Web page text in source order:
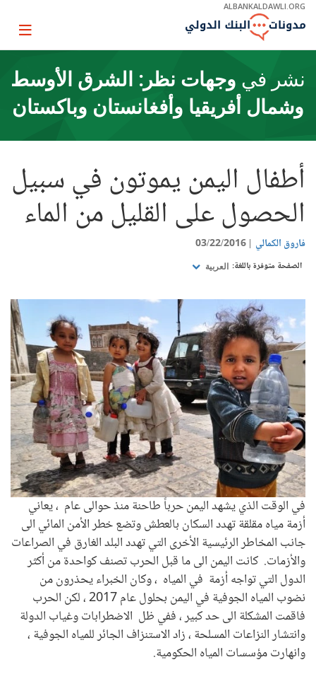
Skip
Main
ALBANKALDAWLI.ORG
Page
نشر في وجهات نظر: الشرق الأوسط
وشمال أفريقيا وأفغانستان وباكستان
أطفال اليمن يموتون في سبيل
الحصول على القليل من الماء
فاروق الكمالي 03/22/2016
الصفحة متوفرة باللغة: العربية
في الوقت الذي يشهد اليمن حرباً طاحنة منذ حوالى عام ، يعاني
أزمة مياه مقلقة تهدد السكان بالعطش وتضع خطر الأمن المائي الى
جانب المخاطر الرئيسية الأخرى التي تهدد البلد الغارق في الصراعات
والأزمات. كانت اليمن الى ما قبل الحرب تصنف كواحدة من أكثر
الدول التي تواجه أزمة في المياه ، وكان الخبراء يحذرون من
نضوب المياه الجوفية في اليمن بحلول عام 2017 ، لكن الحرب
فاقمت المشكلة الى حد كبير ، ففي ظل الاضطرابات وغياب الدولة
وانتشار النزاعات المسلحة ، زاد الاستنزاف الجائر للمياه الجوفية ،
وانهارت مؤسسات المياه الحكومية.